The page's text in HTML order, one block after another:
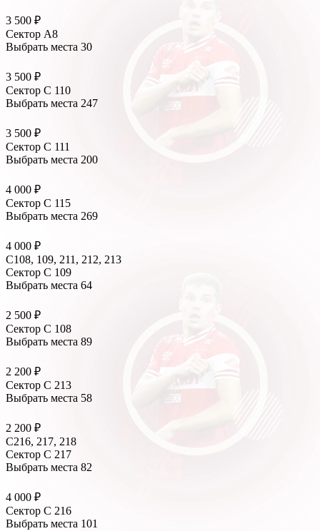
3 500 ₽
Сектор A8
Выбрать места 30
3 500 ₽
Сектор C 110
Выбрать места 247
3 500 ₽
Сектор C 111
Выбрать места 200
4 000 ₽
Сектор C 115
Выбрать места 269
4 000 ₽
С108, 109, 211, 212, 213
Сектор C 109
Выбрать места 64
2 500 ₽
Сектор C 108
Выбрать места 89
2 200 ₽
Сектор C 213
Выбрать места 58
2 200 ₽
С216, 217, 218
Сектор C 217
Выбрать места 82
4 000 ₽
Сектор C 216
Выбрать места 101